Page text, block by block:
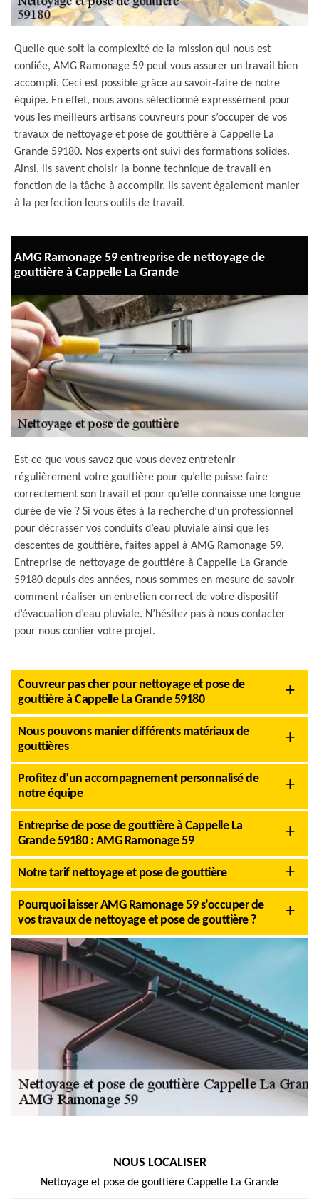
Quelle que soit la complexité de la mission qui nous est
confiée, AMG Ramonage 59 peut vous assurer un travail bien
accompli. Ceci est possible grâce au savoir-faire de notre
équipe. En effet, nous avons sélectionné expressément pour
vous les meilleurs artisans couvreurs pour s’occuper de vos
travaux de nettoyage et pose de gouttière à Cappelle La
Grande 59180. Nos experts ont suivi des formations solides.
Ainsi, ils savent choisir la bonne technique de travail en
fonction de la tâche à accomplir. Ils savent également manier
à la perfection leurs outils de travail.
AMG Ramonage 59 entreprise de nettoyage de
gouttière à Cappelle La Grande
Est-ce que vous savez que vous devez entretenir
régulièrement votre gouttière pour qu’elle puisse faire
correctement son travail et pour qu’elle connaisse une longue
durée de vie ? Si vous êtes à la recherche d’un professionnel
pour décrasser vos conduits d’eau pluviale ainsi que les
descentes de gouttière, faites appel à AMG Ramonage 59.
Entreprise de nettoyage de gouttière à Cappelle La Grande
59180 depuis des années, nous sommes en mesure de savoir
comment réaliser un entretien correct de votre dispositif
d’évacuation d’eau pluviale. N’hésitez pas à nous contacter
pour nous confier votre projet.
Couvreur pas cher pour nettoyage et pose de
gouttière à Cappelle La Grande 59180
Nous pouvons manier différents matériaux de
gouttières
Profitez d’un accompagnement personnalisé de
notre équipe
Entreprise de pose de gouttière à Cappelle La
Grande 59180 : AMG Ramonage 59
Notre tarif nettoyage et pose de gouttière
Pourquoi laisser AMG Ramonage 59 s’occuper de
vos travaux de nettoyage et pose de gouttière ?
NOUS LOCALISER
Nettoyage et pose de gouttière Cappelle La Grande